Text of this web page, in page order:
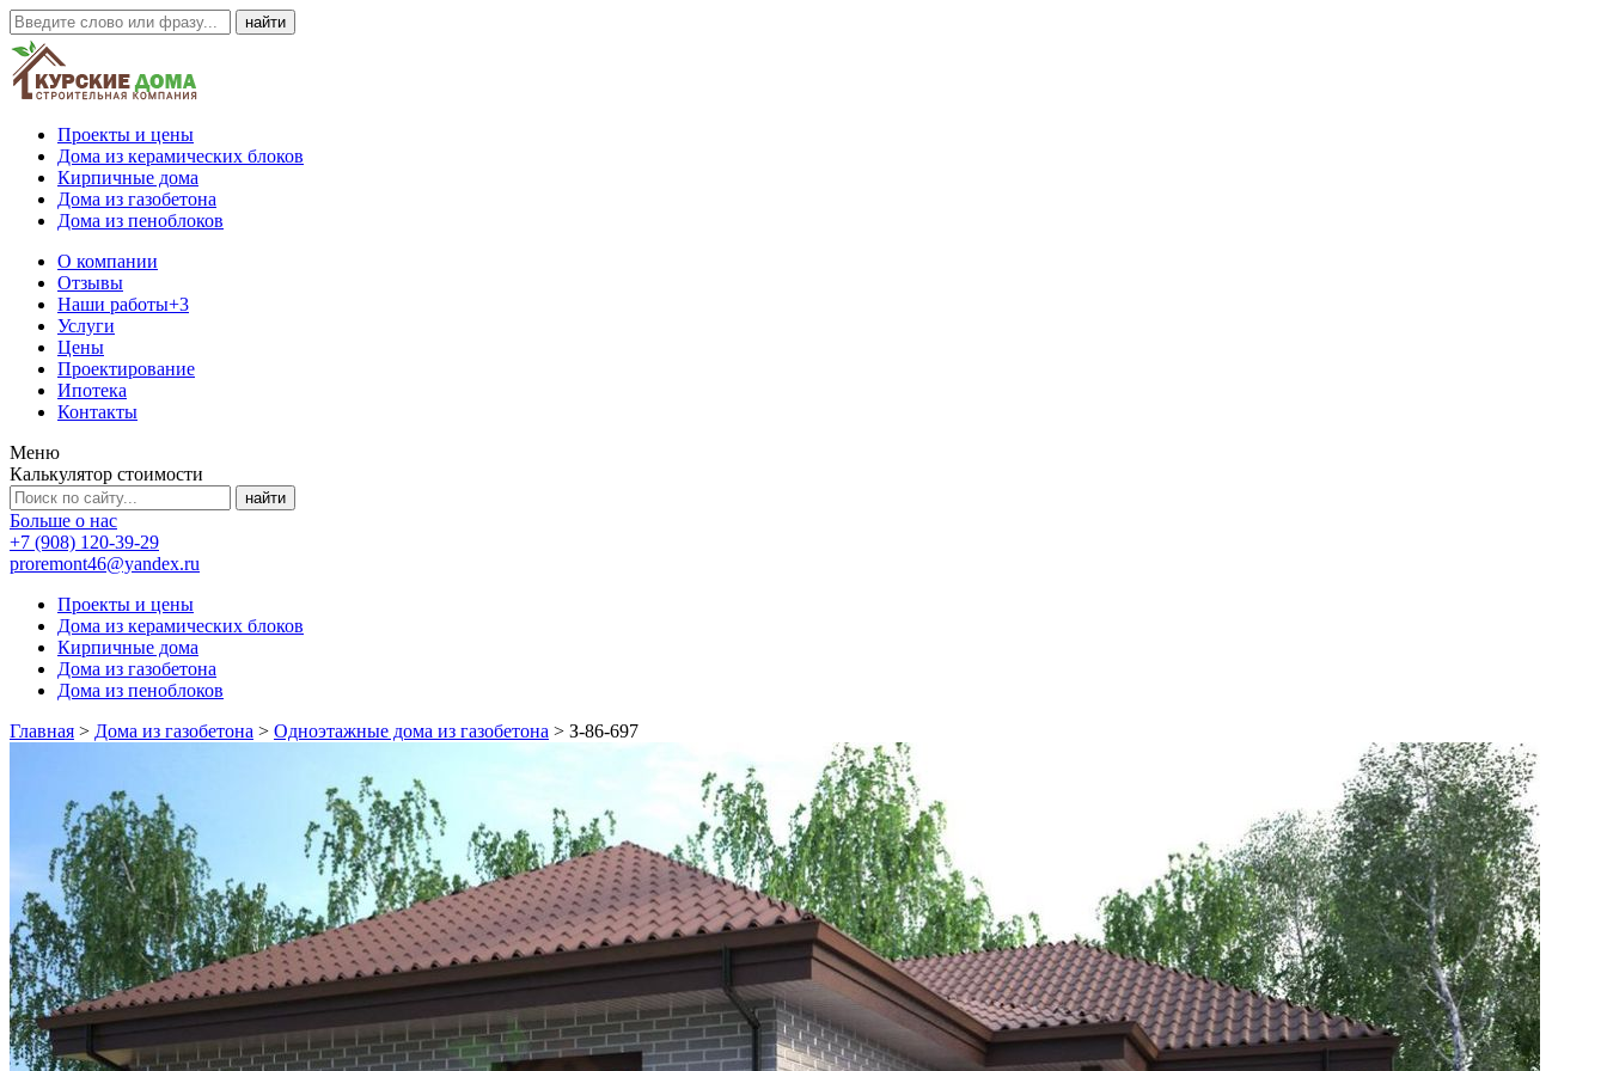
Проекты и цены
Дома из керамических блоков
Кирпичные дома
Дома из газобетона
Дома из пеноблоков
О компании
Отзывы
Наши работы+3
Услуги
Цены
Проектирование
Ипотека
Контакты
Меню
Калькулятор стоимости
Больше о нас
+7 (908) 120-39-29
proremont46@yandex.ru
Проекты и цены
Дома из керамических блоков
Кирпичные дома
Дома из газобетона
Дома из пеноблоков
Главная > Дома из газобетона > Одноэтажные дома из газобетона > З-86-697